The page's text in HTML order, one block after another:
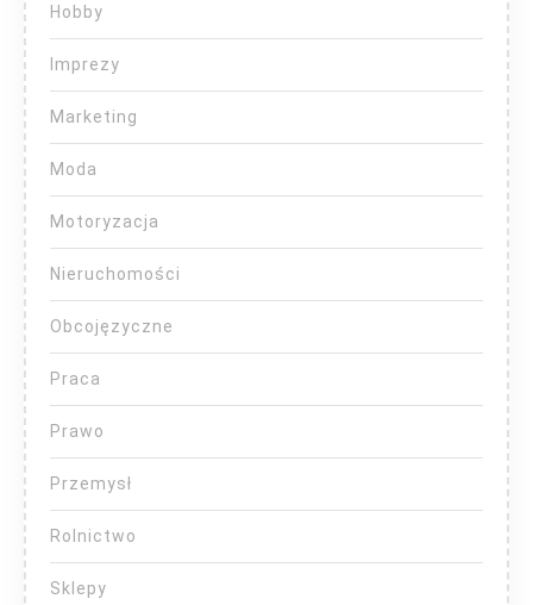
Hobby
Imprezy
Marketing
Moda
Motoryzacja
Nieruchomości
Obcojęzyczne
Praca
Prawo
Przemysł
Rolnictwo
Sklepy